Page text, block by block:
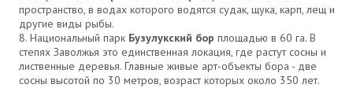
пространство, в водах которого водятся судак, щука, карп, лещ и
другие виды рыбы.
Национальный парк Бузулукский бор площадью в 60 га. В
степях Заволжья это единственная локация, где растут сосны и
лиственные деревья. Главные живые арт-объекты бора - две
сосны высотой по 30 метров, возраст которых около 350 лет.